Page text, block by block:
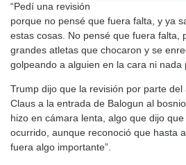
“Pedí una revisión
porque no pensé que fuera falta, y ya
estas cosas. No pensé que fuera falta,
grandes atletas que chocaron y se
golpeando a alguien en la cara ni nada
Trump dijo que la revisión por parte
Claus a la entrada de Balogun al
hizo en cámara lenta, algo que dijo
ocurrido, aunque reconoció que hasta
fuera algo importante”.